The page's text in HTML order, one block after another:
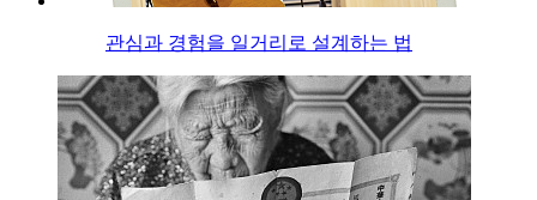
관심과 경험을 일거리로 설계하는 법